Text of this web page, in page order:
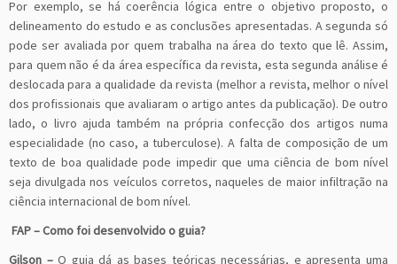
Por exemplo, se há coerência lógica entre o objetivo proposto, o
delineamento do estudo e as conclusões apresentadas. A segunda só
pode ser avaliada por quem trabalha na área do texto que lê. Assim,
para quem não é da área específica da revista, esta segunda análise é
deslocada para a qualidade da revista (melhor a revista, melhor o nível
dos profissionais que avaliaram o artigo antes da publicação). De outro
lado, o livro ajuda também na própria confecção dos artigos numa
especialidade (no caso, a tuberculose). A falta de composição de um
texto de boa qualidade pode impedir que uma ciência de bom nível
seja divulgada nos veículos corretos, naqueles de maior infiltração na
ciência internacional de bom nível.
FAP – Como foi desenvolvido o guia?
Gilson –O guia dá as bases teóricas necessárias, e apresenta uma